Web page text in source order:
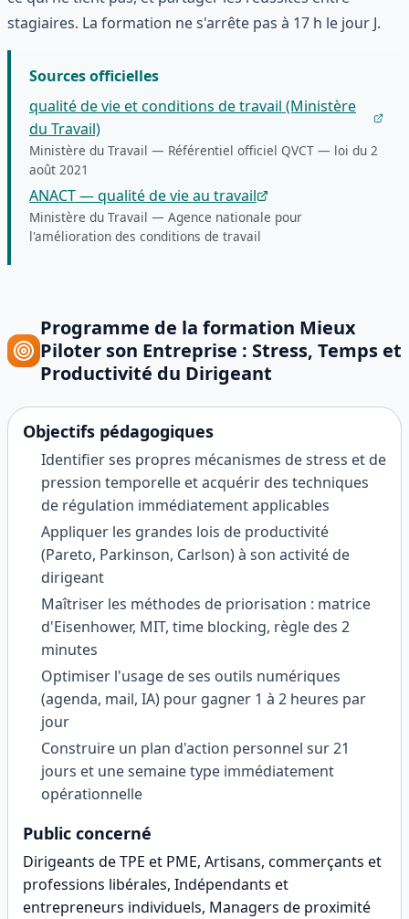
stagiaires. La formation ne s'arrête pas à 17 h le jour J.
Sources officielles
qualité de vie et conditions de travail (Ministère
du Travail)
Ministère du Travail — Référentiel officiel QVCT — loi du 2
août 2021
ANACT — qualité de vie au travail
Ministère du Travail — Agence nationale pour
l'amélioration des conditions de travail
Programme de la formation Mieux
Piloter son Entreprise : Stress, Temps et
Productivité du Dirigeant
Objectifs pédagogiques
Identifier ses propres mécanismes de stress et de
pression temporelle et acquérir des techniques
de régulation immédiatement applicables
Appliquer les grandes lois de productivité
(Pareto, Parkinson, Carlson) à son activité de
dirigeant
Maîtriser les méthodes de priorisation : matrice
d'Eisenhower, MIT, time blocking, règle des 2
minutes
Optimiser l'usage de ses outils numériques
(agenda, mail, IA) pour gagner 1 à 2 heures par
jour
Construire un plan d'action personnel sur 21
jours et une semaine type immédiatement
opérationnelle
Public concerné
Dirigeants de TPE et PME, Artisans, commerçants et
professions libérales, Indépendants et
entrepreneurs individuels, Managers de proximité